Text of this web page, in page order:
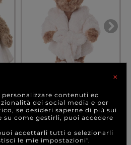
marrone con accappato...
×
contenuti ed
dei social media e per
se desideri saperne di più sui
su come gestirli, puoi accedere
accettarli tutti o selezionarli
le mie impostazioni".